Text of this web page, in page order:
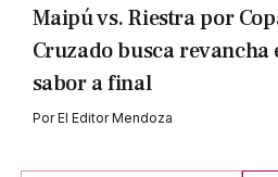
Maipú vs. Riestra por
Cruzado busca revancha
sabor a final
PorEl Editor Mendoza